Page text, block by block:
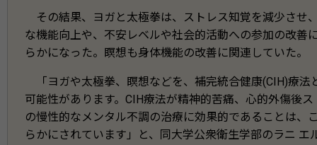
その結果、ヨガと太極拳は、ストレス知覚を減少させ
な機能向上や、不安レベルや社会的活動への参加の改善
らかになった。瞑想も身体機能の改善に関連していた。
「ヨガや太極拳、瞑想などを、補完統合健康(CIH)療法
可能性があります。CIH療法が精神的苦痛、心的外傷後
の慢性的なメンタル不調の治療に効果的であることは、
らかにされています」と、同大学公衆衛生学部のラニ エ